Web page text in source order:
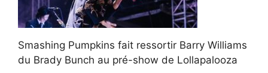
Smashing Pumpkins fait ressortir Barry Williams
du Brady Bunch au pré-show de Lollapalooza